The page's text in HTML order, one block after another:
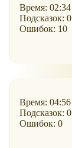
Время: 02:34
Подсказок: 0
Ошибок: 10
Время: 04:56
Подсказок: 0
Ошибок: 0